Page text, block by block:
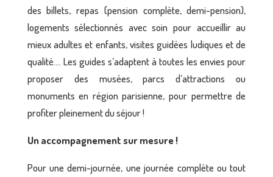
des billets, repas (pension complète, demi-pension),
logements sélectionnés avec soin pour accueillir au
mieux adultes et enfants, visites guidées ludiques et de
qualité…. Les guides s’adaptent à toutes les envies pour
proposer des musées, parcs d’attractions ou
monuments en région parisienne, pour permettre de
profiter pleinement du séjour !
Un accompagnement sur mesure !
Pour une demi-journée, une journée complète ou tout